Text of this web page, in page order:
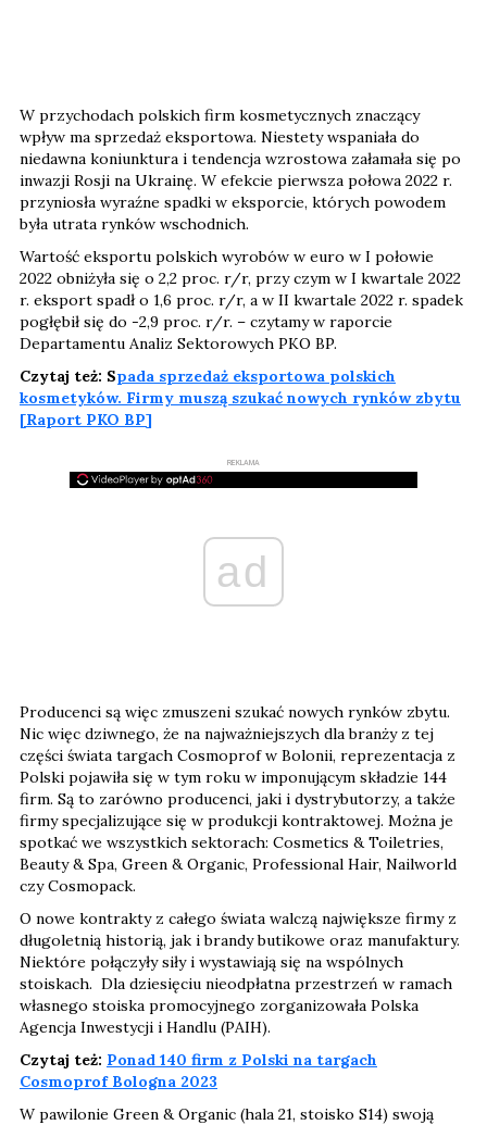
W przychodach polskich firm kosmetycznych znaczący
wpływ ma sprzedaż eksportowa. Niestety wspaniała do
niedawna koniunktura i tendencja wzrostowa załamała się po
inwazji Rosji na Ukrainę. W efekcie pierwsza połowa 2022 r.
przyniosła wyraźne spadki w eksporcie, których powodem
była utrata rynków wschodnich.
Wartość eksportu polskich wyrobów w euro w I połowie
2022 obniżyła się o 2,2 proc. r/r, przy czym w I kwartale 2022
r. eksport spadł o 1,6 proc. r/r, a w II kwartale 2022 r. spadek
pogłębił się do -2,9 proc. r/r. – czytamy w raporcie
Departamentu Analiz Sektorowych PKO BP.
Czytaj też: Spada sprzedaż eksportowa polskich
kosmetyków. Firmy muszą szukać nowych rynków zbytu
[Raport PKO BP]
REKLAMA
ad
Producenci są więc zmuszeni szukać nowych rynków zbytu.
Nic więc dziwnego, że na najważniejszych dla branży z tej
części świata targach Cosmoprof w Bolonii, reprezentacja z
Polski pojawiła się w tym roku w imponującym składzie 144
firm. Są to zarówno producenci, jaki i dystrybutorzy, a także
firmy specjalizujące się w produkcji kontraktowej. Można je
spotkać we wszystkich sektorach: Cosmetics & Toiletries,
Beauty & Spa, Green & Organic, Professional Hair, Nailworld
czy Cosmopack.
O nowe kontrakty z całego świata walczą największe firmy z
długoletnią historią, jak i brandy butikowe oraz manufaktury.
Niektóre połączyły siły i wystawiają się na wspólnych
stoiskach. Dla dziesięciu nieodpłatna przestrzeń w ramach
własnego stoiska promocyjnego zorganizowała Polska
Agencja Inwestycji i Handlu (PAIH).
Czytaj też: Ponad 140 firm z Polski na targach
Cosmoprof Bologna 2023
W pawilonie Green & Organic (hala 21, stoisko S14) swoją